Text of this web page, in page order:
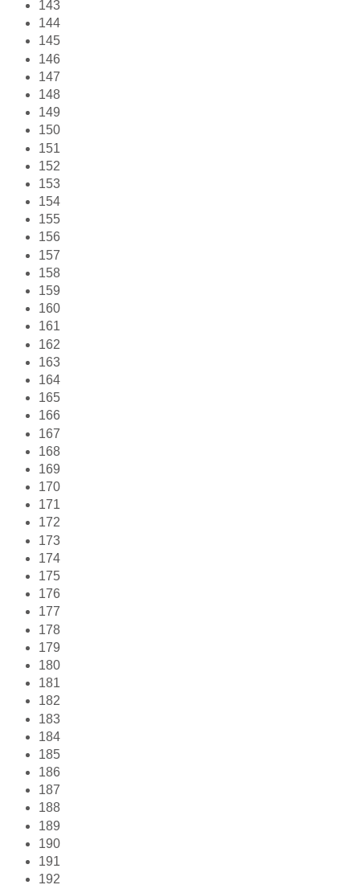
143
144
145
146
147
148
149
150
151
152
153
154
155
156
157
158
159
160
161
162
163
164
165
166
167
168
169
170
171
172
173
174
175
176
177
178
179
180
181
182
183
184
185
186
187
188
189
190
191
192